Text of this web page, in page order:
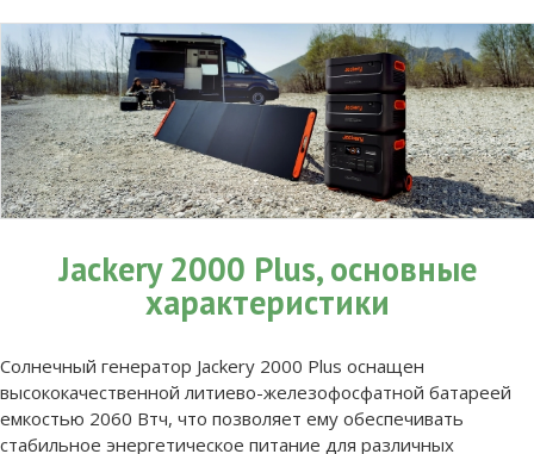
Jackery 2000 Plus, основные
характеристики
Солнечный генератор Jackery 2000 Plus оснащен
высококачественной литиево-железофосфатной батареей
емкостью 2060 Втч, что позволяет ему обеспечивать
стабильное энергетическое питание для различных